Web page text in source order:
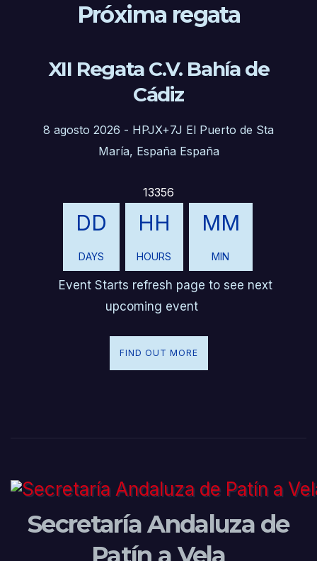
Próxima regata
XII Regata C.V. Bahía de
Cádiz
8 agosto 2026 - HPJX+7J El Puerto de Sta
María, España España
13356
DD
DAYS
HH
HOURS
MM
MIN
Event Starts refresh page to see next
upcoming event
FIND OUT MORE
Secretaría Andaluza de